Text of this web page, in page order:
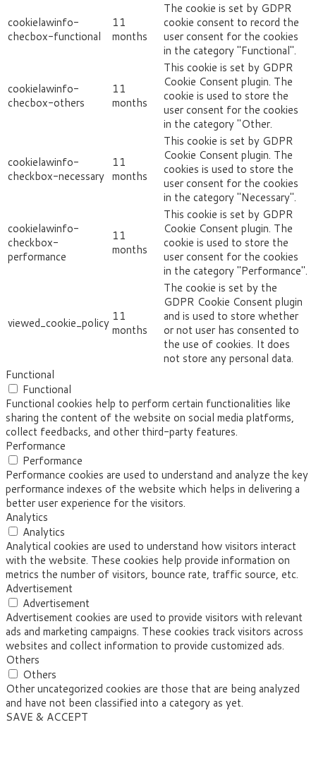
cookielawinfo-
checbox-functional
11
months
The cookie is set by GDPR
cookie consent to record the
user consent for the cookies
in the category "Functional".
cookielawinfo-
checbox-others
11
months
This cookie is set by GDPR
Cookie Consent plugin. The
cookie is used to store the
user consent for the cookies
in the category "Other.
cookielawinfo-
checkbox-necessary
11
months
This cookie is set by GDPR
Cookie Consent plugin. The
cookies is used to store the
user consent for the cookies
in the category "Necessary".
cookielawinfo-
checkbox-
performance
11
months
This cookie is set by GDPR
Cookie Consent plugin. The
cookie is used to store the
user consent for the cookies
in the category "Performance".
viewed_cookie_policy 11
months
The cookie is set by the
GDPR Cookie Consent plugin
and is used to store whether
or not user has consented to
the use of cookies. It does
not store any personal data.
Functional
Functional
Functional cookies help to perform certain functionalities like
sharing the content of the website on social media platforms,
collect feedbacks, and other third-party features.
Performance
Performance
Performance cookies are used to understand and analyze the key
performance indexes of the website which helps in delivering a
better user experience for the visitors.
Analytics
Analytics
Analytical cookies are used to understand how visitors interact
with the website. These cookies help provide information on
metrics the number of visitors, bounce rate, traffic source, etc.
Advertisement
Advertisement
Advertisement cookies are used to provide visitors with relevant
ads and marketing campaigns. These cookies track visitors across
websites and collect information to provide customized ads.
Others
Others
Other uncategorized cookies are those that are being analyzed
and have not been classified into a category as yet.
SAVE & ACCEPT